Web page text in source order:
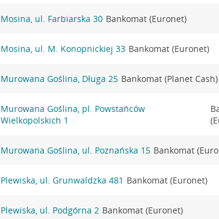
Mosina, ul. Farbiarska 30 Bankomat (Euronet)
Mosina, ul. M. Konopnickiej 33 Bankomat (Euronet)
Murowana Goślina, Długa 25 Bankomat (Planet Cash)
Murowana Goślina, pl. Powstańców
Wielkopolskich 1
Murowana Goślina, ul. Poznańska 15 Bankomat
Plewiska, ul. Grunwaldzka 481 Bankomat (Euronet)
Plewiska, ul. Podgórna 2 Bankomat (Euronet)